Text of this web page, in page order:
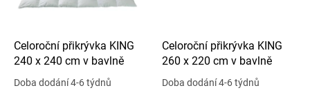
Celoroční přikrývka KING
240 x 240 cm v bavlně
Doba dodání 4-6 týdnů
Celoroční přikrývka KING
260 x 220 cm v bavlně
Doba dodání 4-6 týdnů